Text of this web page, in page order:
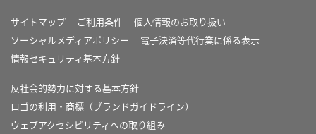
サイトマップ ご利用条件
個人情報のお取り扱い
ソーシャルメディアポリシー
電子決済等代行業に係る表示
情報セキュリティ基本方針
反社会的勢力に対する基本方針
ロゴの利用・商標（ブランドガイドライン）
ウェブアクセシビリティへの取り組み